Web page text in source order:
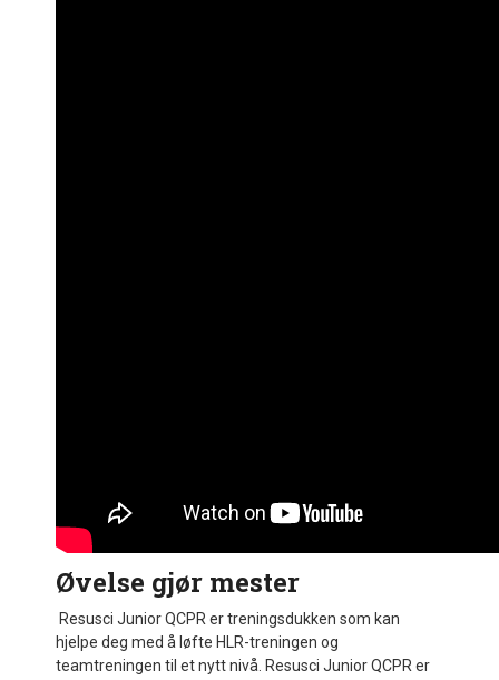
Øvelse gjør mester
Resusci Junior QCPR er treningsdukken som kan
hjelpe deg med å løfte HLR-treningen og
teamtreningen til et nytt nivå. Resusci Junior QCPR er